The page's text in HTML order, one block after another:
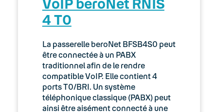
4 T0
La passerelle beroNet BFSB4S0 peut
être connectée à un PABX
traditionnel afin de le rendre
compatible VoIP. Elle contient 4
ports T0/BRI. Un système
téléphonique classique (PABX) peut
ainsi être aisément connecté à une